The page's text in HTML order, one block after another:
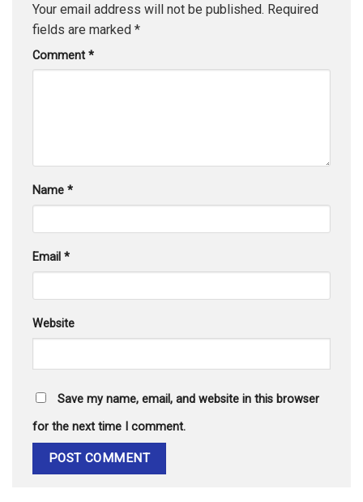
Your email address will not be published. Required
fields are marked *
Comment *
Name *
Email *
Website
Save my name, email, and website in this browser
for the next time I comment.